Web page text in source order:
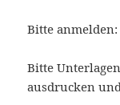
Bitte
Bitte
ausdrucken